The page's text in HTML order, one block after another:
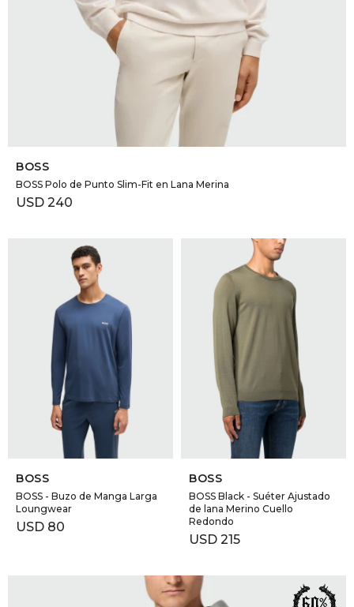
SELECCIONAR TALLE
BOSS
BOSS Polo de Punto Slim-Fit en Lana Merina
USD 240
SELECCIONAR TALLE
BOSS
BOSS - Buzo de Manga Larga
Loungwear
USD 80
SELECCIONAR TALLE
BOSS
BOSS Black - Suéter Ajustado
de lana Merino Cuello
Redondo
USD 215